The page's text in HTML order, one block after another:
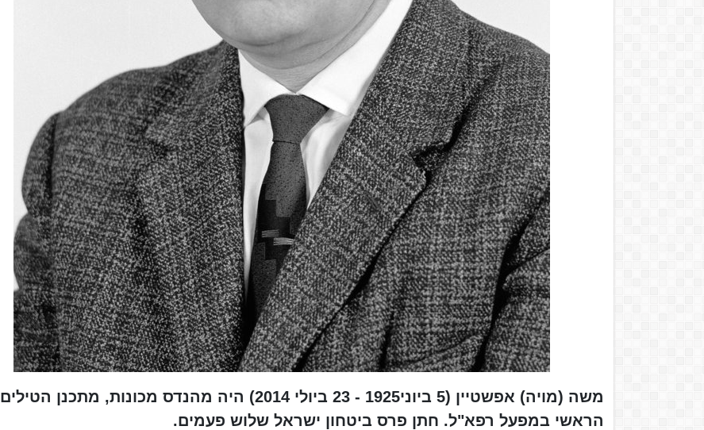
משה (מויה) אפשטיין (5 ביוני1925 - 23 ביולי 2014) היה מהנדס מכונות, מתכנן הטילים
הראשי במפעל רפא"ל. חתן פרס ביטחון ישראל שלוש פעמים.